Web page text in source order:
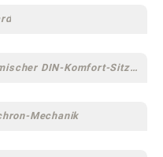
Ergonomischer DIN-Komfort-Sitz [75]
Mechanik